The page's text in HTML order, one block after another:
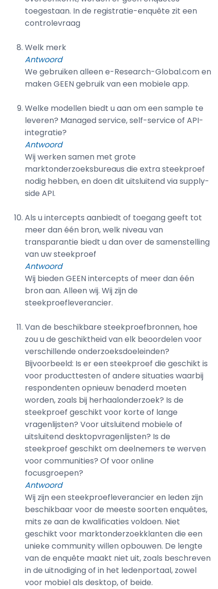
toegestaan. In de registratie-enquête zit een
controlevraag
Welk merk
Antwoord
We gebruiken alleen e-Research-Global.com en
maken GEEN gebruik van een mobiele app.
Welke modellen biedt u aan om een sample te
leveren? Managed service, self-service of API-
integratie?
Antwoord
Wij werken samen met grote
marktonderzoeksbureaus die extra steekproef
nodig hebben, en doen dit uitsluitend via supply-
side API.
Als u intercepts aanbiedt of toegang geeft tot
meer dan één bron, welk niveau van
transparantie biedt u dan over de samenstelling
van uw steekproef
Antwoord
Wij bieden GEEN intercepts of meer dan één
bron aan. Alleen wij. Wij zijn de
steekproefleverancier.
Van de beschikbare steekproefbronnen, hoe
zou u de geschiktheid van elk beoordelen voor
verschillende onderzoeksdoeleinden?
Bijvoorbeeld: Is er een steekproef die geschikt is
voor producttesten of andere situaties waarbij
respondenten opnieuw benaderd moeten
worden, zoals bij herhaalonderzoek? Is de
steekproef geschikt voor korte of lange
vragenlijsten? Voor uitsluitend mobiele of
uitsluitend desktopvragenlijsten? Is de
steekproef geschikt om deelnemers te werven
voor communities? Of voor online
focusgroepen?
Antwoord
Wij zijn een steekproefleverancier en leden zijn
beschikbaar voor de meeste soorten enquêtes,
mits ze aan de kwalificaties voldoen. Niet
geschikt voor marktonderzoekklanten die een
unieke community willen opbouwen. De lengte
van de enquête maakt niet uit, zoals beschreven
in de uitnodiging of in het ledenportaal, zowel
voor mobiel als desktop, of beide.